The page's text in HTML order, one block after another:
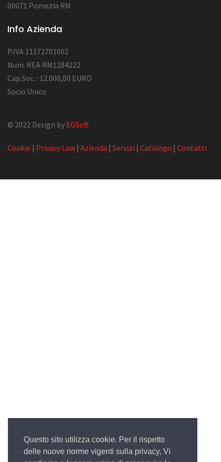
Questo sito utilizza cookie. Per il rispetto
delle nuove norme vigenti sulla privacy, Vi
00071 Pomezia RM
Info Azienda
P.IVA 11172701002
Num. REA RM1284222
Cap.Soc. : 12.000,00 EURO
Socio Unico
© 2022 Design by EGSoft
Cookie | Privacy Law | Azienda | Servizi | Catalogo | Contatti